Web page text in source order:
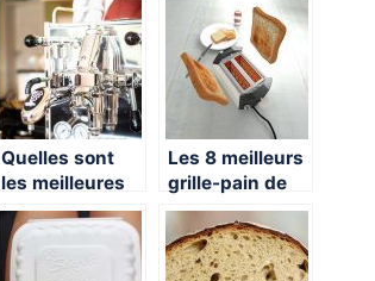
pour bien
cuisiner ?
Quelles sont
les meilleures
machines a
Expresso ?
Les 8 meilleurs
grille-pain de
l’annee